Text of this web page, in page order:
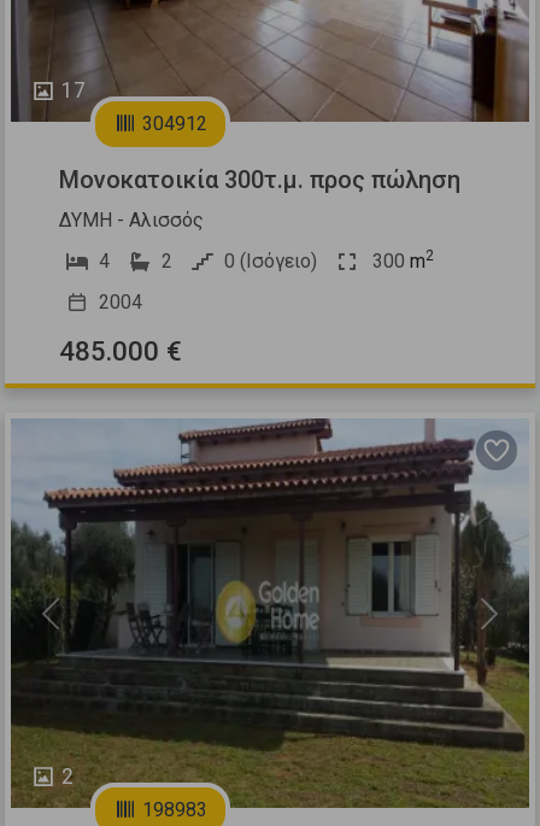
17
304912
Μονοκατοικία 300τ.μ. προς πώληση
ΔΥΜΗ - Αλισσός
4
2 0 (Ισόγειο) 300 m2
2004
485.000 €
2
Previous Next
198983